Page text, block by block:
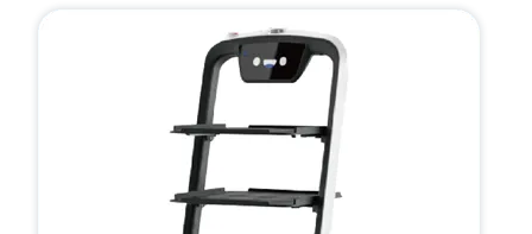
Servicesupport